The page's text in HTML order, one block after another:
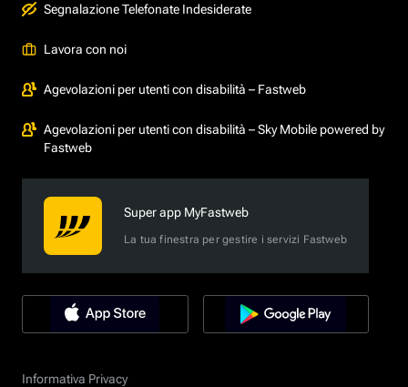
Segnalazione Telefonate Indesiderate
Lavora con noi
Agevolazioni per utenti con disabilità – Fastweb
Agevolazioni per utenti con disabilità – Sky Mobile powered by
Fastweb
Super app MyFastweb
La tua finestra per gestire i servizi Fastweb
Informativa Privacy